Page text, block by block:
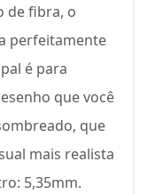
de fibra, o
perfeitamente
é para
que você
que
mais realista
5,35mm.